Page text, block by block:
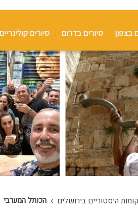
בצפון סיורים בדרום סיורים
היסטוריים בירושלים › הכותל המערבי